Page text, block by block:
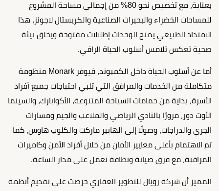
بعناية، مع تخصيص نحو 80% من إجمالي مساحة المشروع
للمساحات الخضراء والبحيرات الصناعية والكريستال لاجونز، هذا
الامتداد الطبيعي يمنح الوحدات إطلالات مفتوحة ويخلق بيئة
صحية تعكس تلامس أسلوب الحياة الراقي.
أما عن أسلوب الحياة داخل الكمبوند، فيوفر Monark منظومة
متكاملة من الخدمات والمرافق التي تلبي احتياجات جميع أفراد
الأسرة، بداية من حمامات السباحة المتنوعة، الأكوابارك، والسينما
الأوت دور، مرورًا بالنادي الرياضي والملاعب والجيم ومسارات
الجري والدراجات، وصولًا إلى الهايبر ماركت والكلوب هاوس، كما
تم الاهتمام بأعلى معايير الأمان من خلال أفراد الأمن وكاميرات
المراقبة، مع فرق صيانة ونظافة تعمل على مدار الساعة.
المميز أن شركة رويال للتطوير العقاري حرصت على تقديم أنظمة